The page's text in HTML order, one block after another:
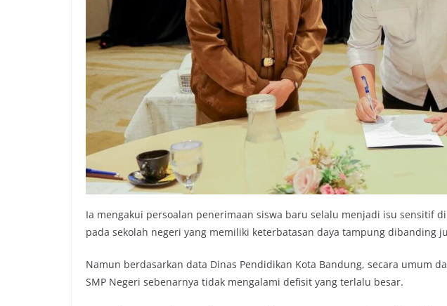
Ia mengakui persoalan penerimaan siswa baru selalu menjadi isu sensitif
pada sekolah negeri yang memiliki keterbatasan daya tampung dibanding
Namun berdasarkan data Dinas Pendidikan Kota Bandung, secara umum
SMP Negeri sebenarnya tidak mengalami defisit yang terlalu besar.